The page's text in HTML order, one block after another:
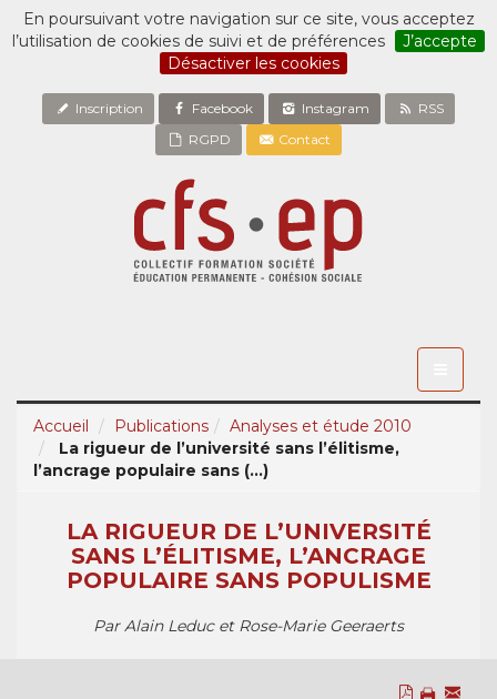
En poursuivant votre navigation sur ce site, vous acceptez
l’utilisation de cookies de suivi et de préférences
J’accepte
Désactiver les cookies
Inscription Facebook Instagram
RSS
RGPD
Contact
Accueil
Publications
Analyses et étude 2010
La rigueur de l’université sans l’élitisme,
l’ancrage populaire sans (...)
LA RIGUEUR DE L’UNIVERSITÉ
SANS L’ÉLITISME, L’ANCRAGE
POPULAIRE SANS POPULISME
Par Alain Leduc et Rose-Marie Geeraerts